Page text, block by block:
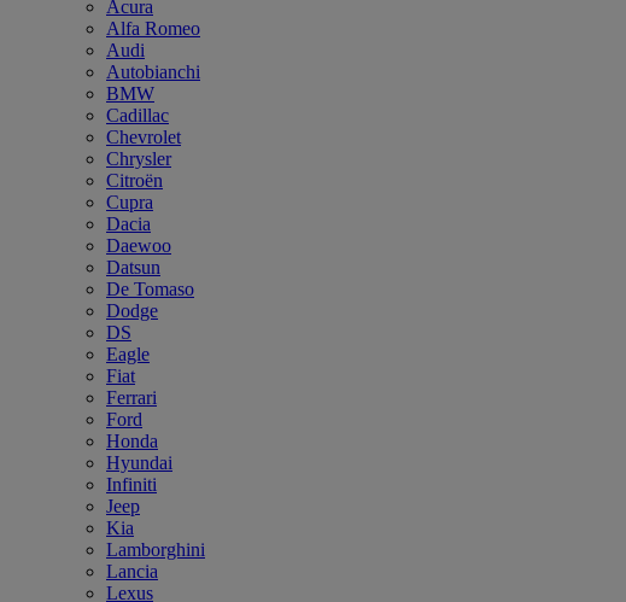
Acura
Alfa Romeo
Audi
Autobianchi
BMW
Cadillac
Chevrolet
Chrysler
Citroën
Cupra
Dacia
Daewoo
Datsun
De Tomaso
Dodge
DS
Eagle
Fiat
Ferrari
Ford
Honda
Hyundai
Infiniti
Jeep
Kia
Lamborghini
Lancia
Lexus